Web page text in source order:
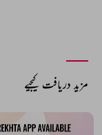
مزید دریافت کیجیے